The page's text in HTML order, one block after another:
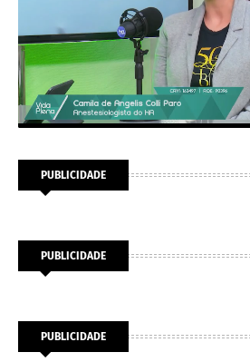
PUBLICIDADE
PUBLICIDADE
PUBLICIDADE